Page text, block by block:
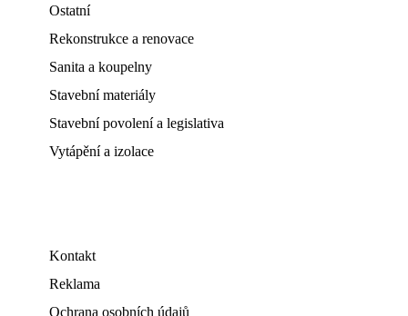
Ostatní
Rekonstrukce a renovace
Sanita a koupelny
Stavební materiály
Stavební povolení a legislativa
Vytápění a izolace
Kontakt
Reklama
Ochrana osobních údajů